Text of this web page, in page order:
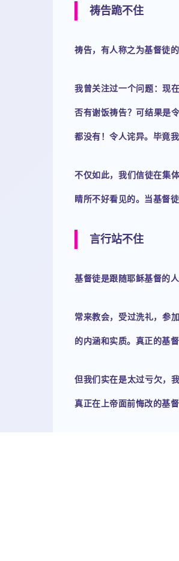
祷告跪不住
祷告，有人称之为基督徒
我曾关注过一个问题：现
否有谢饭祷告？可结果是
都没有！令人诧异。毕竟
不仅如此，我们信徒在集
睛所不好看见的。当基督
言行站不住
基督徒是跟随耶稣基督的
常来教会，受过洗礼，参
的内涵和实质。真正的基
但我们实在是太过亏欠，
真正在上帝面前悔改的基